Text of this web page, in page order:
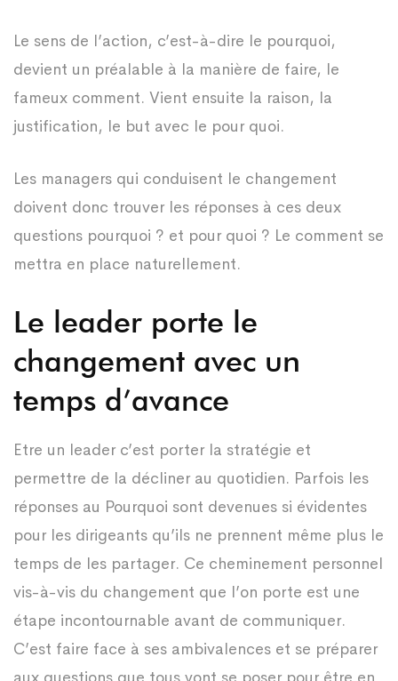
Le sens de l’action, c’est-à-dire le pourquoi,
devient un préalable à la manière de faire, le
fameux comment. Vient ensuite la raison, la
justification, le but avec le pour quoi.
Les managers qui conduisent le changement
doivent donc trouver les réponses à ces deux
questions pourquoi ? et pour quoi ? Le comment se
mettra en place naturellement.
Le leader porte le
changement avec un
temps d’avance
Etre un leader c’est porter la stratégie et
permettre de la décliner au quotidien. Parfois les
réponses au Pourquoi sont devenues si évidentes
pour les dirigeants qu’ils ne prennent même plus le
temps de les partager. Ce cheminement personnel
vis-à-vis du changement que l’on porte est une
étape incontournable avant de communiquer.
C’est faire face à ses ambivalences et se préparer